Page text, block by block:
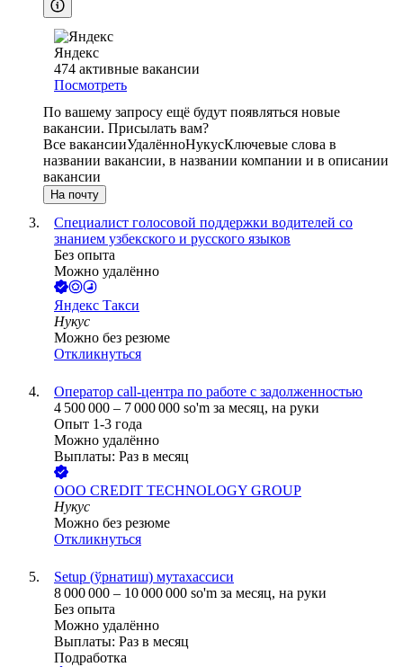
Яндекс
474 активные вакансии
Посмотреть
По вашему запросу ещё будут появляться новые
вакансии. Присылать вам?
Все вакансииУдалённоНукусКлючевые слова в
названии вакансии, в названии компании и в описании
вакансии
На почту
Специалист голосовой поддержки водителей со
знанием узбекского и русского языков
Без опыта
Можно удалённо
Яндекс Такси
Нукус
Можно без резюме
Откликнуться
Оператор call-центра по работе с задолженностью
4 500 000 – 7 000 000 so'm за месяц, на руки
Опыт 1-3 года
Можно удалённо
Выплаты: Раз в месяц
ООО CREDIT TECHNOLOGY GROUP
Нукус
Можно без резюме
Откликнуться
Setup (ўрнатиш) мутахассиси
8 000 000 – 10 000 000 so'm за месяц, на руки
Без опыта
Можно удалённо
Выплаты: Раз в месяц
Подработка